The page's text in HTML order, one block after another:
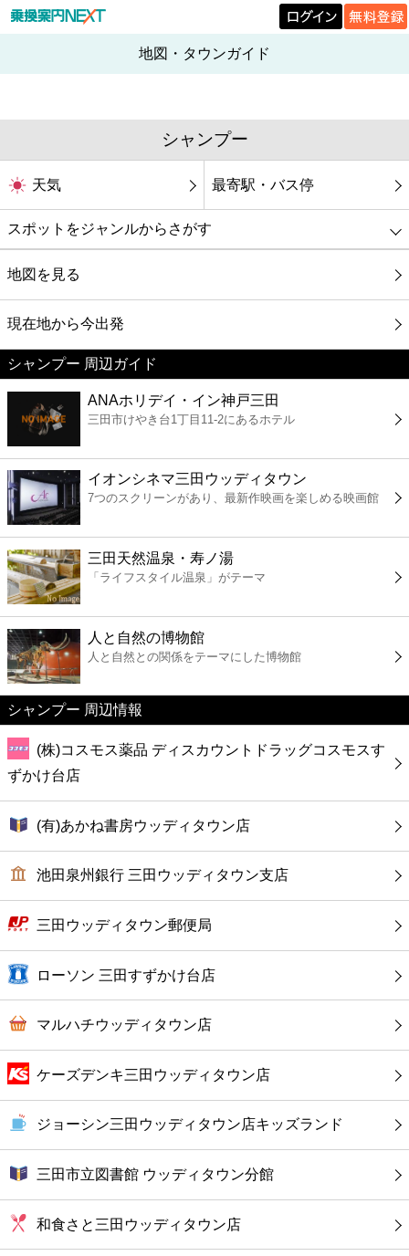
地図・タウンガイド
シャンプー
天気 最寄駅・バス停
スポットをジャンルからさがす
グルメ
映画
美容
コンビニ
薬局
スーパー
エンタメ
レジャー
書店
ファミレス
ファーストフード
カフェ
ショッピング
銀行
公共
病院
ホテル
地図を見る
現在地から今出発
シャンプー 周辺ガイド
ANAホリデイ・イン神戸三田
三田市けやき台1丁目11-2にあるホテル
イオンシネマ三田ウッディタウン
7つのスクリーンがあり、最新作映画を楽しめる映画館
三田天然温泉・寿ノ湯
「ライフスタイル温泉」がテーマ
人と自然の博物館
人と自然との関係をテーマにした博物館
シャンプー 周辺情報
(株)コスモス薬品 ディスカウントドラッグコスモスす
ずかけ台店
(有)あかね書房ウッディタウン店
池田泉州銀行 三田ウッディタウン支店
三田ウッディタウン郵便局
ローソン 三田すずかけ台店
マルハチウッディタウン店
ケーズデンキ三田ウッディタウン店
ジョーシン三田ウッディタウン店キッズランド
三田市立図書館 ウッディタウン分館
和食さと三田ウッディタウン店